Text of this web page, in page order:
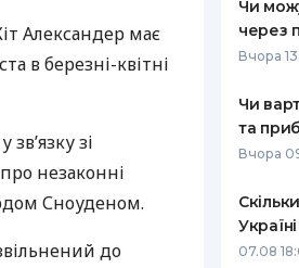
Александер має
в березні-квітні
зі
незаконні
Сноуденом.
до
Чи
через
Вчора
Чи
та
Вчора
Україні
07.08